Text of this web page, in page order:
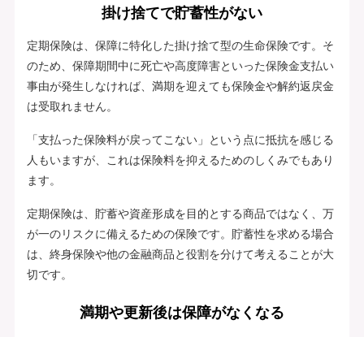
掛け捨てで貯蓄性がない
定期保険は、保障に特化した掛け捨て型の生命保険です。そ
のため、保障期間中に死亡や高度障害といった保険金支払い
事由が発生しなければ、満期を迎えても保険金や解約返戻金
は受取れません。
「支払った保険料が戻ってこない」という点に抵抗を感じる
人もいますが、これは保険料を抑えるためのしくみでもあり
ます。
定期保険は、貯蓄や資産形成を目的とする商品ではなく、万
が一のリスクに備えるための保険です。貯蓄性を求める場合
は、終身保険や他の金融商品と役割を分けて考えることが大
切です。
満期や更新後は保障がなくなる